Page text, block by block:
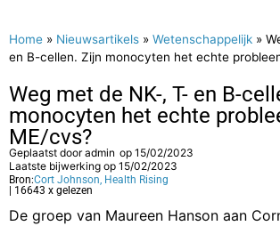
Home » Nieuwsartikels » Wetenschappelijk »
en B-cellen. Zijn monocyten het echte
Weg met de NK-, T- en B-
monocyten het echte
ME/cvs?
Geplaatst dooradmin op 15/02/2023
Laatste bijwerking op 15/02/2023
Bron:Cort Johnson, Health Rising
| 16643 x gelezen
De groep van Maureen Hanson aan